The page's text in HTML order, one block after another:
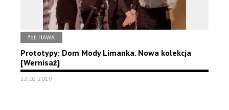
fot. HAWA
Prototypy: Dom Mody Limanka. Nowa kolekcja
[Wernisaż]
22.02.2019